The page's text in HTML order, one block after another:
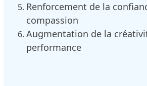
Renforcement de la
compassion
Augmentation de la
performance